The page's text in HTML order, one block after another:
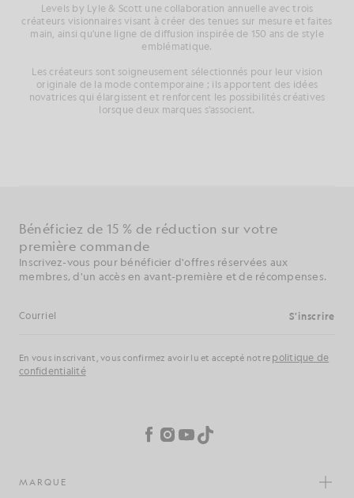
Levels by Lyle & Scott une collaboration annuelle avec trois
créateurs visionnaires visant à créer des tenues sur mesure et faites
main, ainsi qu'une ligne de diffusion inspirée de 150 ans de style
emblématique.
Les créateurs sont soigneusement sélectionnés pour leur vision
originale de la mode contemporaine ; ils apportent des idées
novatrices qui élargissent et renforcent les possibilités créatives
lorsque deux marques s'associent.
Bénéficiez de 15 % de réduction sur votre
première commande
Inscrivez-vous pour bénéficier d'offres réservées aux
membres, d'un accès en avant-première et de récompenses.
Adresse e-mail S'inscrire
En vous inscrivant, vous confirmez avoir lu et accepté notre politique de
confidentialité
Facebook
Instagram
YouTube
TikTok
MARQUE